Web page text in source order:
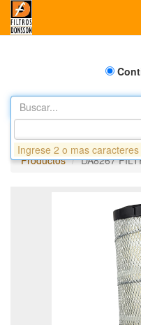
Buscar...
Productos DA8267
Ingrese 2 o mas caracteres